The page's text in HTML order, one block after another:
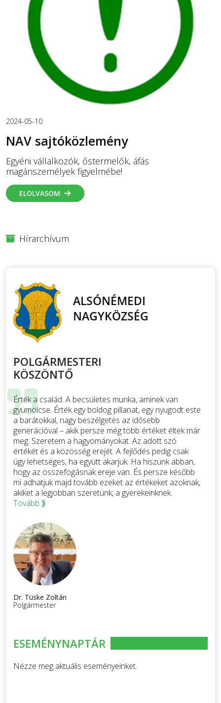
2024-05-10
NAV sajtóközlemény
Egyéni vállalkozók, őstermelők, áfás
magánszemélyek figyelmébe!
ELOLVASOM
Hírarchívum
POLGÁRMESTERI
KÖSZÖNTŐ
Érték a család. A becsületes munka, aminek van
gyümölcse. Érték egy boldog pillanat, egy nyugodt este
a barátokkal, nagy beszélgetés az idősebb
generációval – akik persze még több értéket éltek már
meg. Szeretem a hagyományokat. Az adott szó
értékét és a közösség erejét. A fejlődés pedig csak
úgy lehetséges, ha együtt akarjuk. Ha hiszünk abban,
hogy az összefogásnak ereje van. És persze később
mi adhatjuk majd tovább ezeket az értékeket azoknak,
akiket a legjobban szeretünk, a gyerekeinknek.
Tovább ⟫
Dr. Tüske Zoltán
Polgármester
ESEMÉNYNAPTÁR
Nézze meg aktuális eseményeinket.